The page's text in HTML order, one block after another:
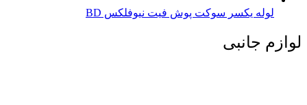
لوله یکسر سوکت پوش فیت نیوفلکس BD
لوازم جانبی